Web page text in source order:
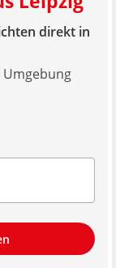
direkt in
Umgebung